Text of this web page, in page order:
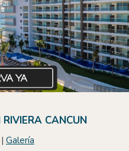
CANCUN
| Galería